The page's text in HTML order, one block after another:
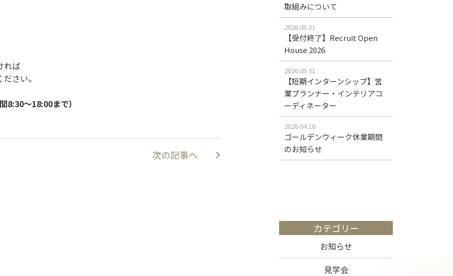
れば
さい。
〜18:00まで）
次の記事へ
取組みについて
2026.05.31
【受付終了】Recruit Open
House 2026
2026.05.31
【短期インターンシップ】営
業プランナー・インテリアコ
ーディネーター
2026.04.16
ゴールデンウィーク休業期間
のお知らせ
カテゴリー
お知らせ
見学会